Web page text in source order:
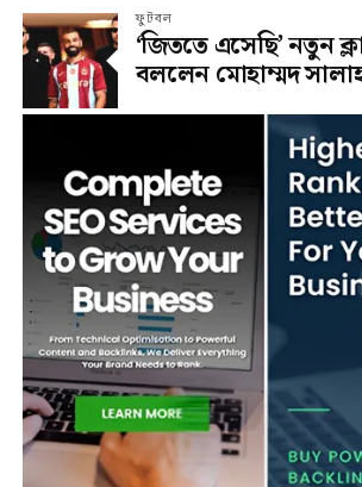
ফুটবল
‘জিততে এসেছি’ নতুন
বললেন মোহাম্মদ